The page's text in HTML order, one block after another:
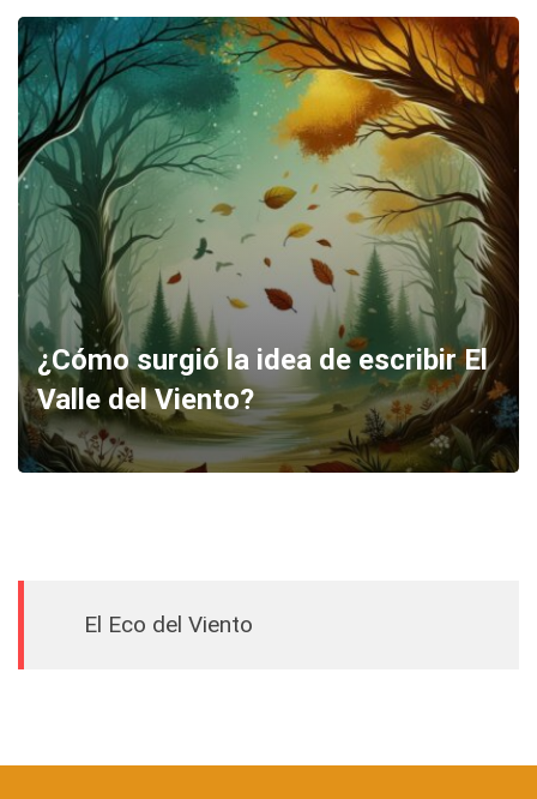
¿Cómo surgió la idea de escribir El
Valle del Viento?
El Eco del Viento